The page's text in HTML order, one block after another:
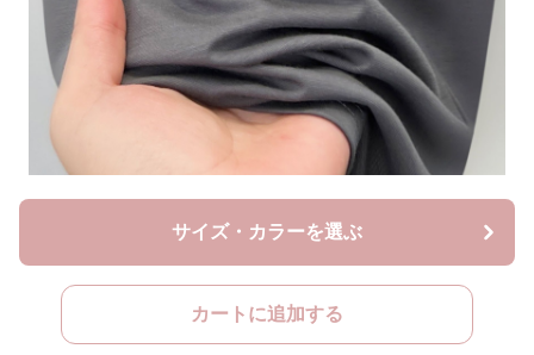
サイズ・カラーを選ぶ
カートに追加する